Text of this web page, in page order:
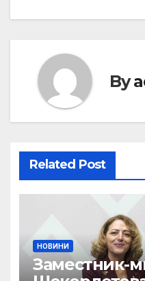
By
Related Post
НОВИНИ
Заместник-